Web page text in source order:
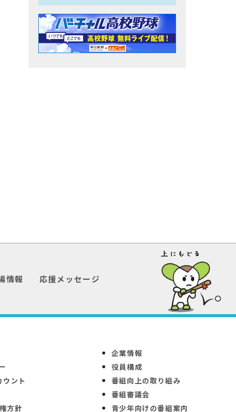
情報 応援メッセージ
ント
方針
企業情報
役員構成
番組向上の取り組み
番組審議会
青少年向けの番組案内